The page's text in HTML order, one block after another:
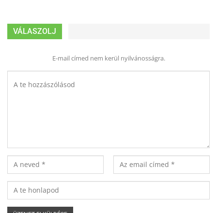
VÁLASZOLJ
E-mail címed nem kerül nyilvánosságra.